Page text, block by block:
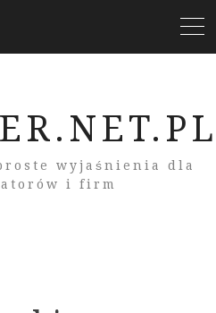
wyjaśnienia dla
i firm